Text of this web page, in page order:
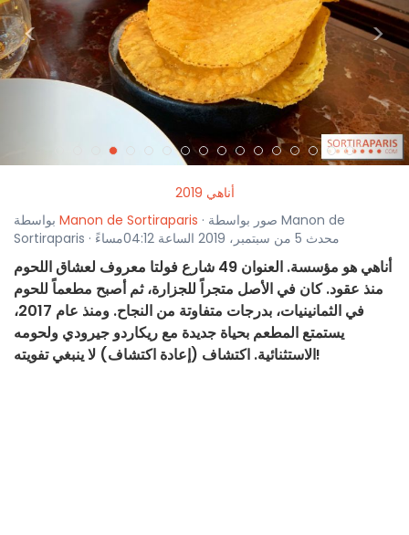
< >
أناهي 2019
Manon de Sortiraparis · صور بواسطة Manon de
Sortiraparis · محدث 5 من سبتمبر، 2019 الساعة 04:12مساءً
أناهي هو مؤسسة. العنوان 49 شارع فولتا معروف لعشاق اللحوم
منذ عقود. كان في الأصل متجراً للجزارة، ثم أصبح مطعماً للحوم
في الثمانينيات، بدرجات متفاوتة من النجاح. ومنذ عام 2017،
يستمتع المطعم بحياة جديدة مع ريكاردو جيرودي ولحومه
الاستثنائية. اكتشاف (إعادة اكتشاف) لا ينبغي تفويته!